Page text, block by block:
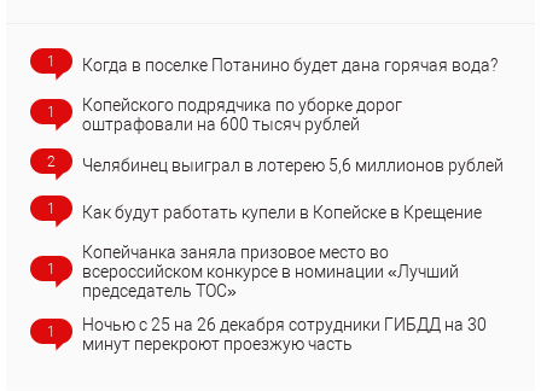
1 Когда в поселке Потанино будет дана горячая вода?
1
Копейского подрядчика по уборке дорог
оштрафовали на 600 тысяч рублей
2 Челябинец выиграл в лотерею 5,6 миллионов рублей
1 Как будут работать купели в Копейске в Крещение
1
Копейчанка заняла призовое место во
всероссийском конкурсе в номинации «Лучший
председатель ТОС»
1
Ночью с 25 на 26 декабря сотрудники ГИБДД на 30
минут перекроют проезжую часть